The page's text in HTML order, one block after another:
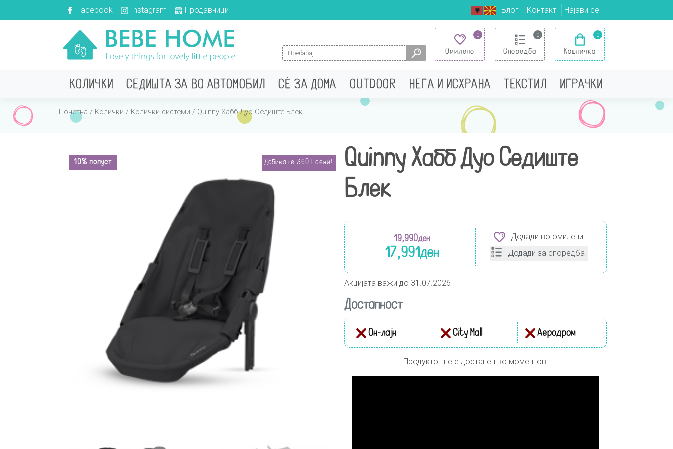
Facebook Instagram Продавници Блог Контакт Најави се
Search for:
0
Омилено
0
Споредба
0
Кошничка
КОЛИЧКИ СЕДИШТА ЗА ВО АВТОМОБИЛ СÈ ЗА ДОМА OUTDOOR НЕГА И ИСХРАНА ТЕКСТИЛ ИГРАЧКИ
Почетна / Колички / Колички системи / Quinny Хабб Дуо Седиште Блек
10% попуст Добивате 360 Поени!
Quinny Хабб Дуо Седиште
Блек
19,990ден
17,991ден
Додади во омилени!
Додади за споредба
Акцијата важи до 31.07.2026
Достапност
Он-лајн City Mall Аеродром
Продуктот не е достапен во моментов.